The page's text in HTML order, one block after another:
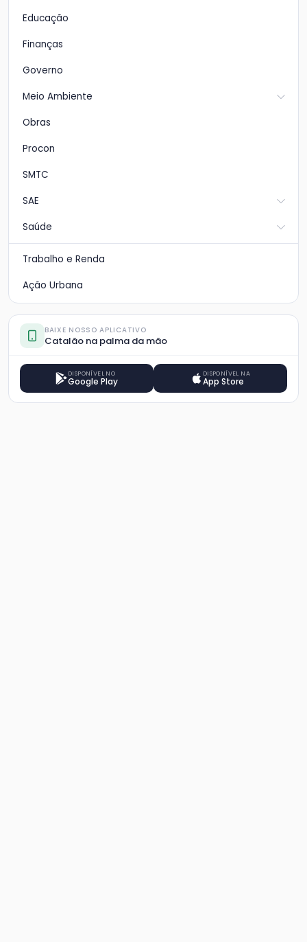
Educação
Finanças
Governo
Meio Ambiente
Obras
Procon
SMTC
SAE
Saúde
Trabalho e Renda
Ação Urbana
BAIXE NOSSO APLICATIVO
Catalão na palma da mão
DISPONÍVEL NO
Google Play
DISPONÍVEL NA
App Store